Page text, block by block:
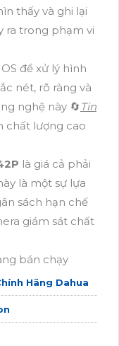
thấy và ghi lại
ra trong phạm vi
để xử lý hình
nét, rõ ràng và
nghệ này 🔄 Tin
chất lượng cao
là giá cả phải
là một sự lựa
sách hạn chế
giám sát chất
bán chạy
Hãng Dahua